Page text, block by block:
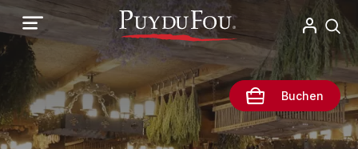
Direkt
zum
Inhalt
Buchen